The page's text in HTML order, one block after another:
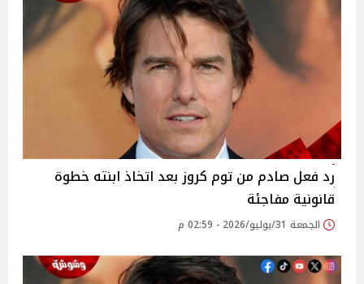
رد فعل صادم من توم كروز بعد اتخاذ ابنته خطوة
قانونية مفاجئة
الجمعة 31/يوليو/2026 - 02:59 م